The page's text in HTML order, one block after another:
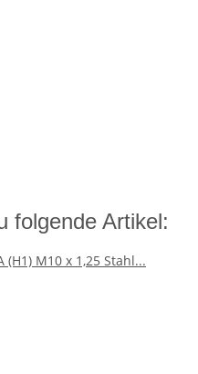
folgende Artikel: